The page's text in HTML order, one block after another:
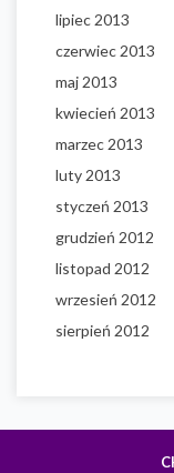
lipiec 2013
czerwiec 2013
maj 2013
kwiecień 2013
marzec 2013
luty 2013
styczeń 2013
grudzień 2012
listopad 2012
wrzesień 2012
sierpień 2012